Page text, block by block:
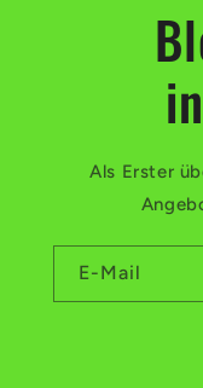
Als Erster
E-Mail